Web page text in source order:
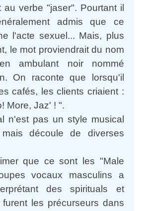
au verbe "jaser". Pourtant il
admis que ce
l'acte sexuel... Mais, plus
le mot proviendrait du nom
ambulant noir nommé
On raconte que lorsqu'il
cafés, les clients criaient :
More, Jaz' ! ".
n'est pas un style musical
découle de diverses
que ce sont les "Male
vocaux masculins a
des spirituals et
les précurseurs dans